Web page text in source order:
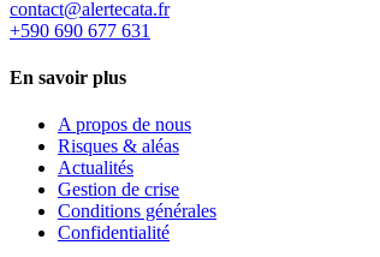
rf.atacetrela@tcatnoc
+590 690 677 631
En savoir plus
A propos de nous
Risques & aléas
Actualités
Gestion de crise
Conditions générales
Confidentialité